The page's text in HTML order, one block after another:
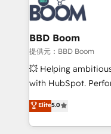
cumulées
Seamless CRM,
Complex platform
Custom APIs and third-
End Revenue
pipeline growth
and CRM
Execution • 750+
implementations •
BBD Boom
提供元：BBD Boom
💥 Helping
with HubSpot.
BBD Boom is the
to HubSpot Better.
solve all your
Elite5.0